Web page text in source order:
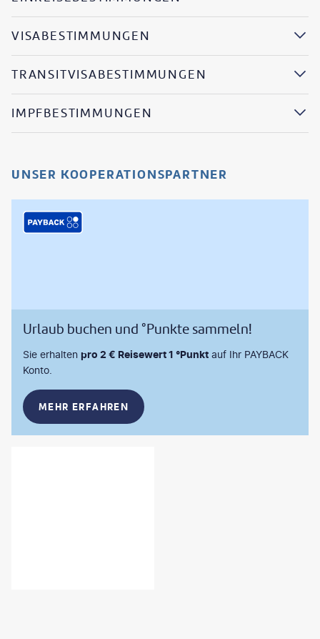
VISABESTIMMUNGEN
TRANSITVISABESTIMMUNGEN
IMPFBESTIMMUNGEN
UNSER KOOPERATIONSPARTNER
Urlaub buchen und °Punkte sammeln!
Sie erhalten pro 2 € Reisewert 1 °Punkt auf Ihr PAYBACK
Konto.
MEHR ERFAHREN